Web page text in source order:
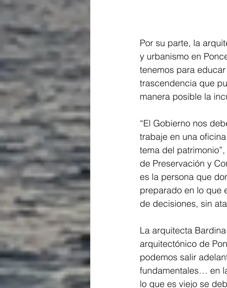
Por su parte, la
y urbanismo en
tenemos para
trascendencia que
manera posible la
“El Gobierno nos
trabaje en una
tema del
de Preservación y
es la persona que
preparado en lo que
de decisiones, sin
La arquitecta
arquitectónico de
podemos salir
fundamentales… en
lo que es viejo se